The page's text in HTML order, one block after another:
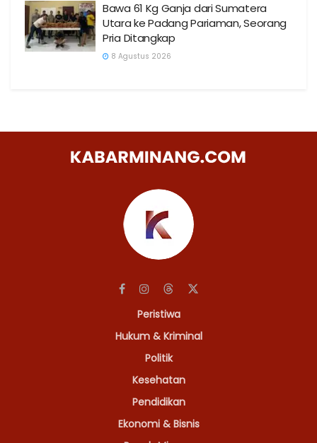
Bawa 61 Kg Ganja dari Sumatera
Utara ke Padang Pariaman, Seorang
Pria Ditangkap
8 Agustus 2026
Peristiwa
Hukum & Kriminal
Politik
Kesehatan
Pendidikan
Ekonomi & Bisnis